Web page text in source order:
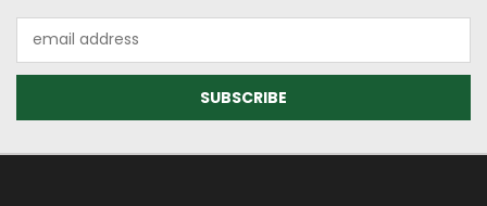
Address